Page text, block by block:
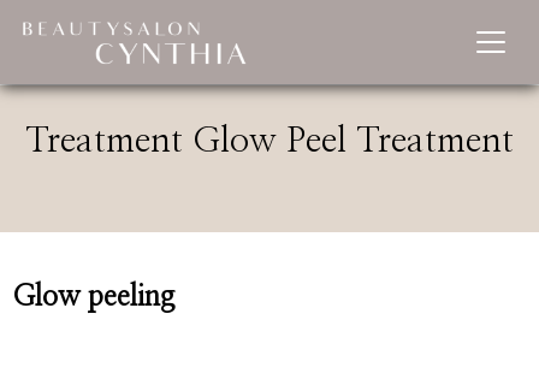
Treatment Glow Peel Treatment
Glow peeling